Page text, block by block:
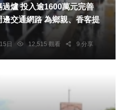
爐 投入逾1600萬元完善
交通網路 為鄉親、香客提
日 12,515 觀看 9 分享